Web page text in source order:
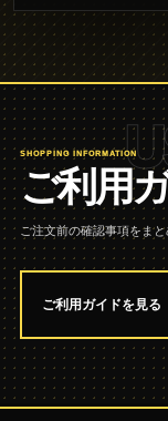
SHOPPING INFORMATION
ご利用
ご注文前の確認事項をまと
ご利用ガイドを見る